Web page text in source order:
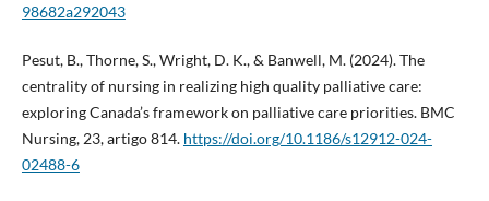
98682a292043
Pesut, B., Thorne, S., Wright, D. K., & Banwell, M. (2024). The
centrality of nursing in realizing high quality palliative care:
exploring Canada’s framework on palliative care priorities. BMC
Nursing, 23, artigo 814. https://doi.org/10.1186/s12912-024-
02488-6